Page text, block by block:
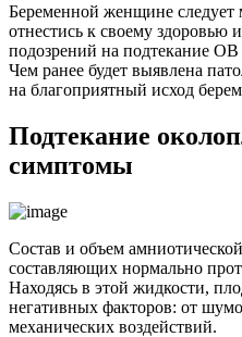
Беременной женщине следует
отнестись к своему
подозрений на подтекание ОВ
Чем ранее будет выявлена
на благоприятный исход
Подтекание
симптомы
Состав и объем
составляющих нормально
Находясь в этой жидкости,
негативных факторов: от
механических воздействий.